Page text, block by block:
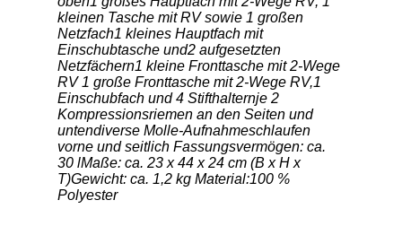
kleinen Tasche mit RV sowie 1 großen
Netzfach1 kleines Hauptfach mit
Einschubtasche und2 aufgesetzten
Netzfächern1 kleine Fronttasche mit 2-Wege
RV 1 große Fronttasche mit 2-Wege RV,1
Einschubfach und 4 Stifthalternje 2
Kompressionsriemen an den Seiten und
untendiverse Molle-Aufnahmeschlaufen
vorne und seitlich Fassungsvermögen: ca.
30 lMaße: ca. 23 x 44 x 24 cm (B x H x
T)Gewicht: ca. 1,2 kg Material:100 %
Polyester